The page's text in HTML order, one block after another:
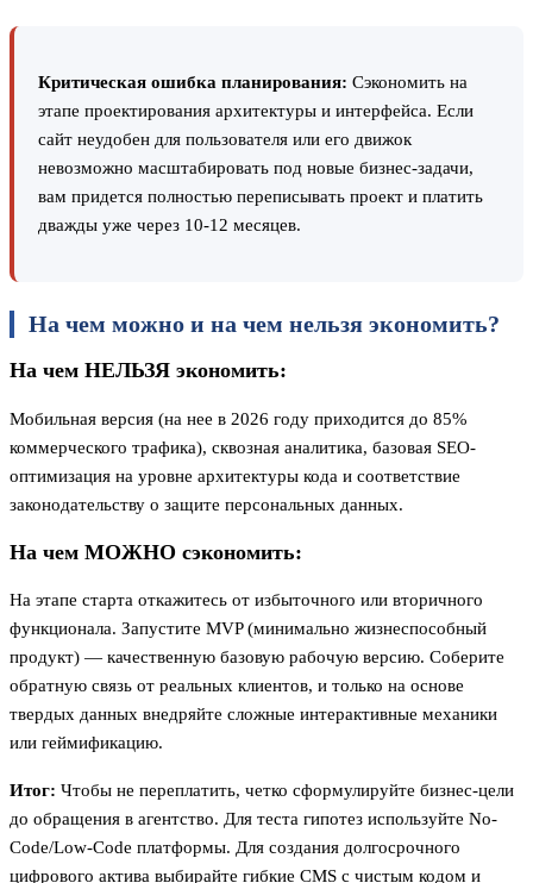
Критическая ошибка планирования: Сэкономить на
этапе проектирования архитектуры и интерфейса. Если
сайт неудобен для пользователя или его движок
невозможно масштабировать под новые бизнес-задачи,
вам придется полностью переписывать проект и платить
дважды уже через 10-12 месяцев.
На чем можно и на чем нельзя экономить?
На чем НЕЛЬЗЯ экономить:
Мобильная версия (на нее в 2026 году приходится до 85%
коммерческого трафика), сквозная аналитика, базовая SEO-
оптимизация на уровне архитектуры кода и соответствие
законодательству о защите персональных данных.
На чем МОЖНО сэкономить:
На этапе старта откажитесь от избыточного или вторичного
функционала. Запустите MVP (минимально жизнеспособный
продукт) — качественную базовую рабочую версию. Соберите
обратную связь от реальных клиентов, и только на основе
твердых данных внедряйте сложные интерактивные механики
или геймификацию.
Итог: Чтобы не переплатить, четко сформулируйте бизнес-цели
до обращения в агентство. Для теста гипотез используйте No-
Code/Low-Code платформы. Для создания долгосрочного
цифрового актива выбирайте гибкие CMS с чистым кодом и